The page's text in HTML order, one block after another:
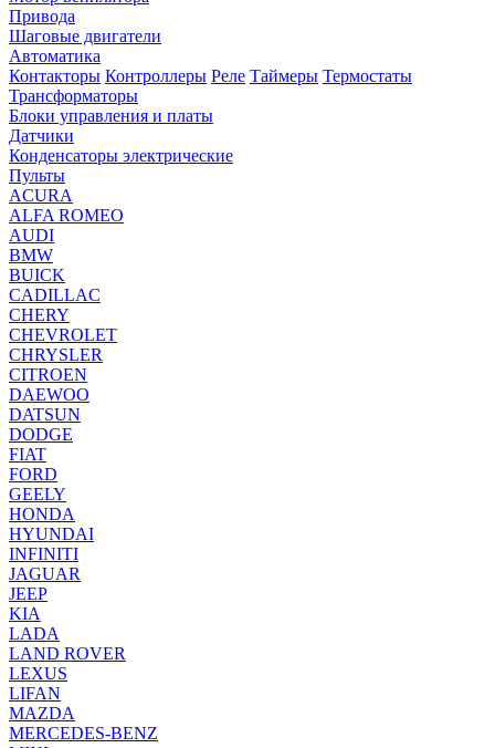
Привода
Шаговые двигатели
Автоматика
Контакторы Контроллеры Реле Таймеры Термостаты
Трансформаторы
Блоки управления и платы
Датчики
Конденсаторы электрические
Пульты
ACURA
ALFA ROMEO
AUDI
BMW
BUICK
CADILLAC
CHERY
CHEVROLET
CHRYSLER
CITROEN
DAEWOO
DATSUN
DODGE
FIAT
FORD
GEELY
HONDA
HYUNDAI
INFINITI
JAGUAR
JEEP
KIA
LADA
LAND ROVER
LEXUS
LIFAN
MAZDA
MERCEDES-BENZ